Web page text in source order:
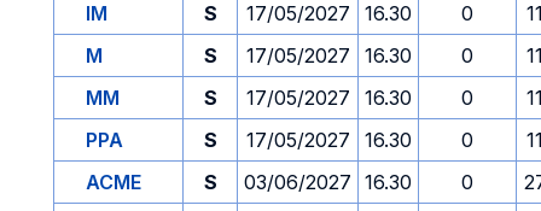
IM
S 17/05/2027 16.30 0
M
S 17/05/2027 16.30 0
MM
S 17/05/2027 16.30 0
PPA
S 17/05/2027 16.30 0
ACME
S 03/06/2027 16.30 0